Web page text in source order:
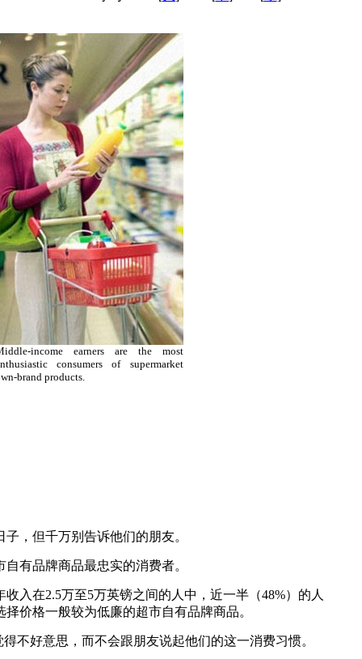
income earners are the most
consumers of supermarket
brand products.
，但千万别告诉他们的朋友。
有品牌商品最忠实的消费者。
入在2.5万至5万英镑之间的人中，近一半（48%）的人
价格一般较为低廉的超市自有品牌商品。
不好意思，而不会跟朋友说起他们的这一消费习惯。